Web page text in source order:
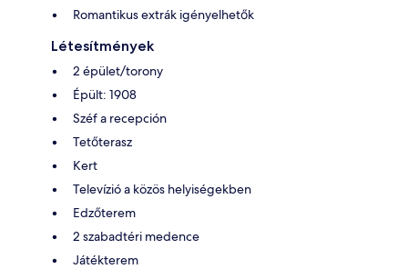
Romantikus extrák igényelhetők
Létesítmények
2 épület/torony
Épült: 1908
Széf a recepción
Tetőterasz
Kert
Televízió a közös helyiségekben
Edzőterem
2 szabadtéri medence
Játékterem